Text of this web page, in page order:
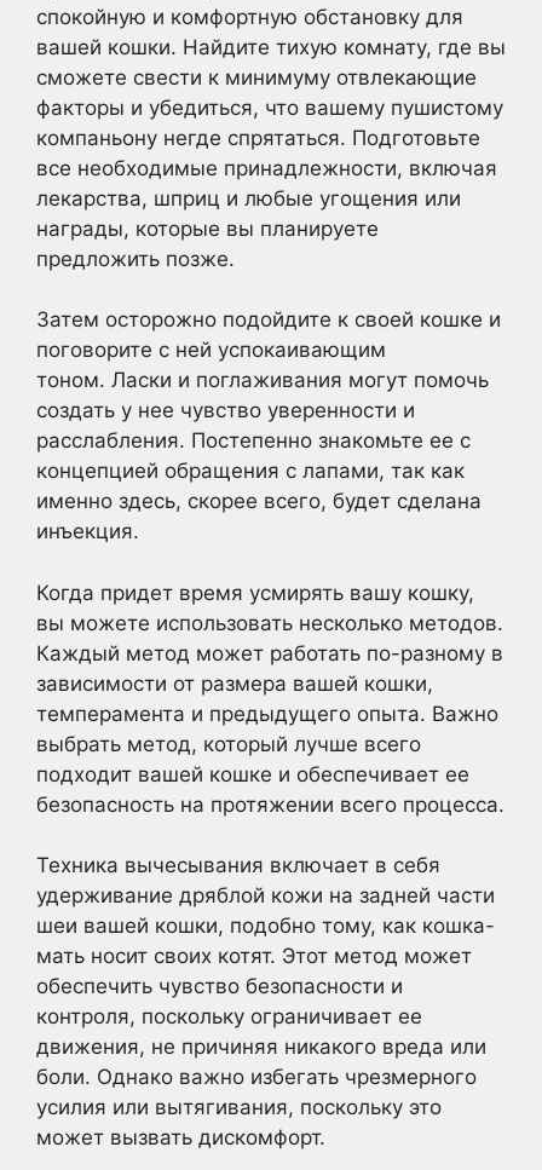
спокойную и комфортную обстановку для
вашей кошки. Найдите тихую комнату, где вы
сможете свести к минимуму отвлекающие
факторы и убедиться, что вашему пушистому
компаньону негде спрятаться. Подготовьте
все необходимые принадлежности, включая
лекарства, шприц и любые угощения или
награды, которые вы планируете
предложить позже.
Затем осторожно подойдите к своей кошке и
поговорите с ней успокаивающим
тоном. Ласки и поглаживания могут помочь
создать у нее чувство уверенности и
расслабления. Постепенно знакомьте ее с
концепцией обращения с лапами, так как
именно здесь, скорее всего, будет сделана
инъекция.
Когда придет время усмирять вашу кошку,
вы можете использовать несколько методов.
Каждый метод может работать по-разному в
зависимости от размера вашей кошки,
темперамента и предыдущего опыта. Важно
выбрать метод, который лучше всего
подходит вашей кошке и обеспечивает ее
безопасность на протяжении всего процесса.
Техника вычесывания включает в себя
удерживание дряблой кожи на задней части
шеи вашей кошки, подобно тому, как кошка-
мать носит своих котят. Этот метод может
обеспечить чувство безопасности и
контроля, поскольку ограничивает ее
движения, не причиняя никакого вреда или
боли. Однако важно избегать чрезмерного
усилия или вытягивания, поскольку это
может вызвать дискомфорт.